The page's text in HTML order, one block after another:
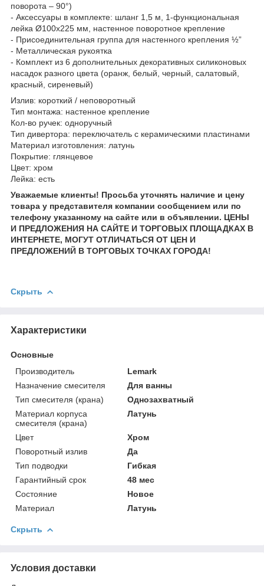
поворота – 90°)
- Аксессуары в комплекте: шланг 1,5 м, 1-функциональная
лейка Ø100х225 мм, настенное поворотное крепление
- Присоединительная группа для настенного крепления ½”
- Металлическая рукоятка
- Комплект из 6 дополнительных декоративных силиконовых
насадок разного цвета (оранж, белый, черный, салатовый,
красный, сиреневый)
Излив: короткий / неповоротный
Тип монтажа: настенное крепление
Кол-во ручек: одноручный
Тип дивертора: переключатель с керамическими пластинами
Материал изготовления: латунь
Покрытие: глянцевое
Цвет: хром
Лейка: есть
Уважаемые клиенты! Просьба уточнять наличие и цену
товара у представителя компании сообщением или по
телефону указанному на сайте или в объявлении. ЦЕНЫ
И ПРЕДЛОЖЕНИЯ НА САЙТЕ И ТОРГОВЫХ ПЛОЩАДКАХ В
ИНТЕРНЕТЕ, МОГУТ ОТЛИЧАТЬСЯ ОТ ЦЕН И
ПРЕДЛОЖЕНИЙ В ТОРГОВЫХ ТОЧКАХ ГОРОДА!
Скрыть
Характеристики
Основные
Производитель
Lemark
Назначение смесителя
Для ванны
Тип смесителя (крана)
Однозахватный
Материал корпуса
смесителя (крана)
Латунь
Цвет
Хром
Поворотный излив
Да
Тип подводки
Гибкая
Гарантийный срок
48 мес
Состояние
Новое
Материал
Латунь
Скрыть
Условия доставки